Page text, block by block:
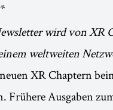
wird von XR
weltweiten
XR Chaptern
Frühere Ausgaben